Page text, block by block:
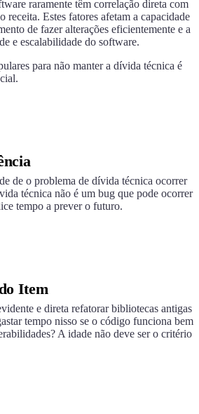
raramente têm correlação direta com
receita. Estes fatores afetam a capacidade
de fazer alterações eficientemente e a
e escalabilidade do software.
para não manter a dívida técnica é
de o problema de dívida técnica ocorrer
técnica não é um bug que pode ocorrer
tempo a prever o futuro.
Item
e direta refatorar bibliotecas antigas
tempo nisso se o código funciona bem
A idade não deve ser o critério